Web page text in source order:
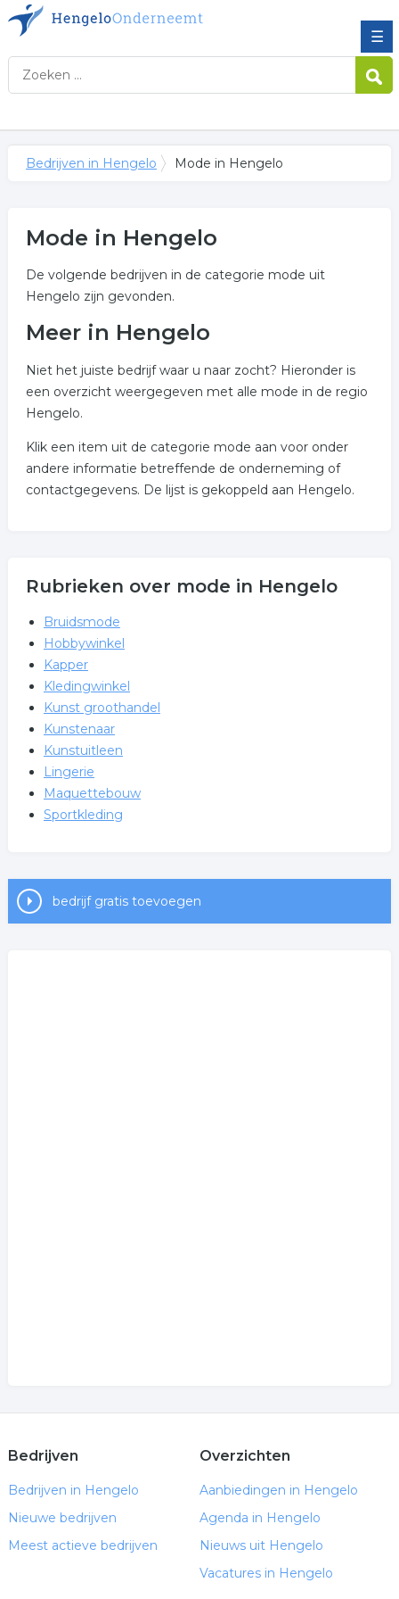
☰
Bedrijven in Hengelo Mode in Hengelo
Mode in Hengelo
De volgende bedrijven in de categorie mode uit
Hengelo zijn gevonden.
Meer in Hengelo
Niet het juiste bedrijf waar u naar zocht? Hieronder is
een overzicht weergegeven met alle mode in de regio
Hengelo.
Klik een item uit de categorie mode aan voor onder
andere informatie betreffende de onderneming of
contactgegevens. De lijst is gekoppeld aan Hengelo.
Rubrieken over mode in Hengelo
Bruidsmode
Hobbywinkel
Kapper
Kledingwinkel
Kunst groothandel
Kunstenaar
Kunstuitleen
Lingerie
Maquettebouw
Sportkleding
bedrijf gratis toevoegen
Bedrijven
Bedrijven in Hengelo
Nieuwe bedrijven
Meest actieve bedrijven
Overzichten
Aanbiedingen in Hengelo
Agenda in Hengelo
Nieuws uit Hengelo
Vacatures in Hengelo